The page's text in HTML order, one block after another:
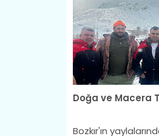
Doğa ve Macera
Bozkır'ın